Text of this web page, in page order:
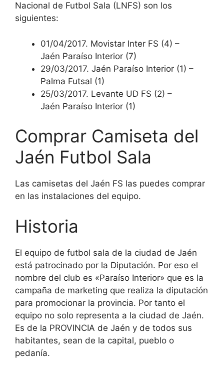
Nacional de Futbol Sala (LNFS) son los
siguientes:
01/04/2017. Movistar Inter FS (4) –
Jaén Paraíso Interior (7)
29/03/2017. Jaén Paraíso Interior (1) –
Palma Futsal (1)
25/03/2017. Levante UD FS (2) –
Jaén Paraíso Interior (1)
Comprar Camiseta del
Jaén Futbol Sala
Las camisetas del Jaén FS las puedes comprar
en las instalaciones del equipo.
Historia
El equipo de futbol sala de la ciudad de Jaén
está patrocinado por la Diputación. Por eso el
nombre del club es «Paraíso Interior» que es la
campaña de marketing que realiza la diputación
para promocionar la provincia. Por tanto el
equipo no solo representa a la ciudad de Jaén.
Es de la PROVINCIA de Jaén y de todos sus
habitantes, sean de la capital, pueblo o
pedanía.